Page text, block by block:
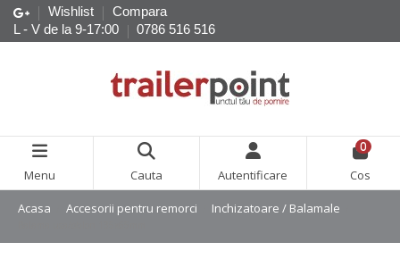
Wishlist
Compara
L - V de la 9-17:00
0786 516 516
Menu Cauta Autentificare
0
Cos
Acasa Accesorii pentru remorci Inchizatoare / Balamale